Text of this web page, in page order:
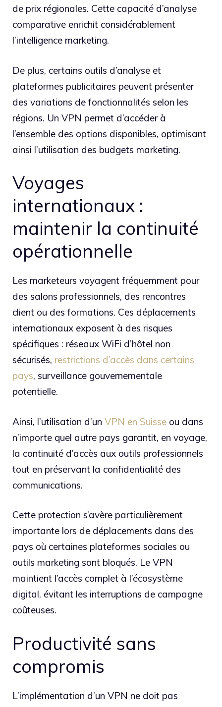
de prix régionales. Cette capacité d’analyse
comparative enrichit considérablement
l’intelligence marketing.
De plus, certains outils d’analyse et
plateformes publicitaires peuvent présenter
des variations de fonctionnalités selon les
régions. Un VPN permet d’accéder à
l’ensemble des options disponibles, optimisant
ainsi l’utilisation des budgets marketing.
Voyages
internationaux :
maintenir la continuité
opérationnelle
Les marketeurs voyagent fréquemment pour
des salons professionnels, des rencontres
client ou des formations. Ces déplacements
internationaux exposent à des risques
spécifiques : réseaux WiFi d’hôtel non
sécurisés, restrictions d’accès dans certains
pays, surveillance gouvernementale
potentielle.
Ainsi, l’utilisation d’un VPN en Suisse ou dans
n’importe quel autre pays garantit, en voyage,
la continuité d’accès aux outils professionnels
tout en préservant la confidentialité des
communications.
Cette protection s’avère particulièrement
importante lors de déplacements dans des
pays où certaines plateformes sociales ou
outils marketing sont bloqués. Le VPN
maintient l’accès complet à l’écosystème
digital, évitant les interruptions de campagne
coûteuses.
Productivité sans
compromis
L’implémentation d’un VPN ne doit pas